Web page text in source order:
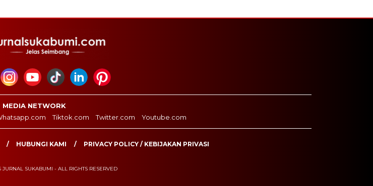
MEDIA NETWORK
Tiktok.com Twitter.com Youtube.com
HUBUNGI KAMI PRIVACY POLICY / KEBIJAKAN PRIVASI
SUKABUMI - ALL RIGHTS RESERVED